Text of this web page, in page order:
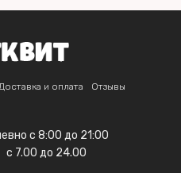
и оплата Отзывы
с 8:00 до 21:00
c 7.00 до 24.00